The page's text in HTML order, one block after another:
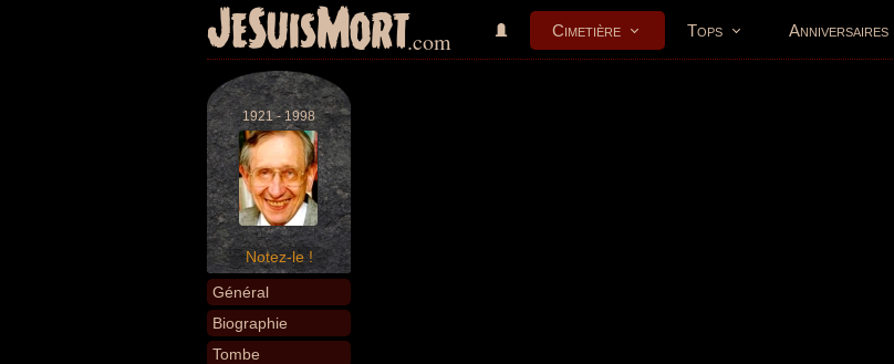
JeSuisMort.com Cimetière Tops Anniversaires
1921 - 1998
Notez-le !
Général
Biographie
Tombe